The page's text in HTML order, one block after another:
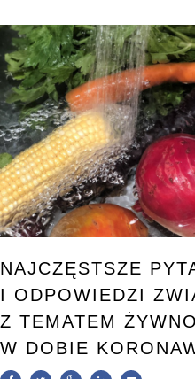
NAJCZĘSTSZE
I ODPOWIEDZI
Z TEMATEM
W DOBIE